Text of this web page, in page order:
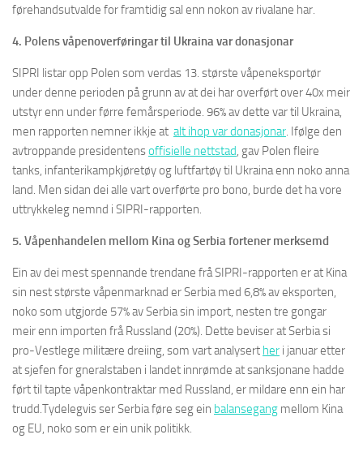
førehandsutvalde for framtidig sal enn nokon av rivalane har.
4. Polens våpenoverføringar til Ukraina var donasjonar
SIPRI listar opp Polen som verdas 13. største våpeneksportør
under denne perioden på grunn av at dei har overført over 40x meir
utstyr enn under førre femårsperiode. 96% av dette var til Ukraina,
men rapporten nemner ikkje at alt ihop var donasjonar. Ifølge den
avtroppande presidentensoffisielle nettstad, gav Polen fleire
tanks, infanterikampkjøretøy og luftfartøy til Ukraina enn noko anna
land. Men sidan dei alle vart overførte pro bono, burde det ha vore
uttrykkeleg nemnd i SIPRI-rapporten.
5. Våpenhandelen mellom Kina og Serbia fortener merksemd
Ein av dei mest spennande trendane frå SIPRI-rapporten er at Kina
sin nest største våpenmarknad er Serbia med 6,8% av eksporten,
noko som utgjorde 57% av Serbia sin import, nesten tre gongar
meir enn importen frå Russland (20%). Dette beviser at Serbia si
pro-Vestlege militære dreiing, som vart analysert her i januar etter
at sjefen for gneralstaben i landet innrømde at sanksjonane hadde
ført til tapte våpenkontraktar med Russland, er mildare enn ein har
trudd.Tydelegvis ser Serbia føre seg ein balansegang mellom Kina
og EU, noko som er ein unik politikk.